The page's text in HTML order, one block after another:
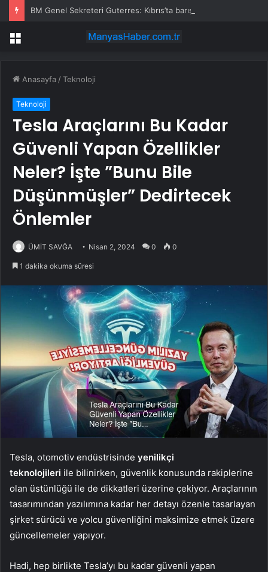
Menü
Anasayfa /Teknoloji
Teknoloji
Tesla Araçlarını Bu Kadar
Güvenli Yapan Özellikler
Neler? İşte ”Bunu Bile
Düşünmüşler” Dedirtecek
Önlemler
ÜMİT SAVĞA Nisan 2, 2024 0 0
1 dakika okuma süresi
Tesla, otomotiv endüstrisinde yenilikçi
teknolojileri ile bilinirken, güvenlik konusunda rakiplerine
olan üstünlüğü ile de dikkatleri üzerine çekiyor. Araçlarının
tasarımından yazılımına kadar her detayı özenle tasarlayan
şirket sürücü ve yolcu güvenliğini maksimize etmek üzere
güncellemeler yapıyor.
Hadi, hep birlikte Tesla’yı bu kadar güvenli yapan